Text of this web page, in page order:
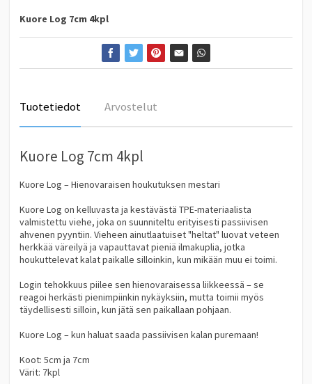
Kuore Log 7cm 4kpl
Tuotetiedot Arvostelut
Kuore Log 7cm 4kpl
Kuore Log – Hienovaraisen houkutuksen mestari
Kuore Log on kelluvasta ja kestävästä TPE-materiaalista
valmistettu viehe, joka on suunniteltu erityisesti passiivisen
ahvenen pyyntiin. Vieheen ainutlaatuiset "heltat" luovat veteen
herkkää väreilyä ja vapauttavat pieniä ilmakuplia, jotka
houkuttelevat kalat paikalle silloinkin, kun mikään muu ei toimi.
Login tehokkuus piilee sen hienovaraisessa liikkeessä – se
reagoi herkästi pienimpiinkin nykäyksiin, mutta toimii myös
täydellisesti silloin, kun jätä sen paikallaan pohjaan.
Kuore Log – kun haluat saada passiivisen kalan puremaan!
Koot: 5cm ja 7cm
Värit: 7kpl